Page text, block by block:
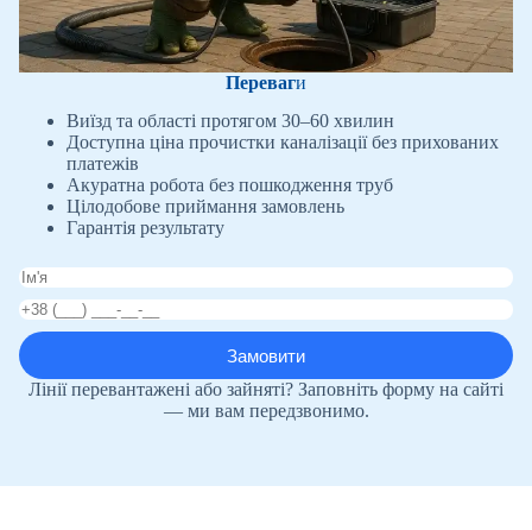
Переваги
Виїзд та області протягом 30–60 хвилин
Доступна ціна прочистки каналізації без прихованих
платежів
Акуратна робота без пошкодження труб
Цілодобове приймання замовлень
Гарантія результату
Лінії перевантажені або зайняті? Заповніть форму на сайті
— ми вам передзвонимо.